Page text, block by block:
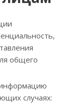
общего
случаях: